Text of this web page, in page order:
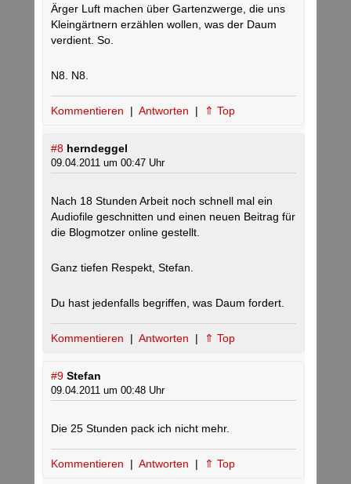
Ärger Luft machen über Gartenzwerge, die uns
Kleingärtnern erzählen wollen, was der Daum
verdient. So.
N8. N8.
Kommentieren | Antworten | ⇑ Top
#8 herndeggel
09.04.2011 um 00:47 Uhr
Nach 18 Stunden Arbeit noch schnell mal ein
Audiofile geschnitten und einen neuen Beitrag für
die Blogmotzer online gestellt.
Ganz tiefen Respekt, Stefan.
Du hast jedenfalls begriffen, was Daum fordert.
Kommentieren | Antworten | ⇑ Top
#9 Stefan
09.04.2011 um 00:48 Uhr
Die 25 Stunden pack ich nicht mehr.
Kommentieren | Antworten | ⇑ Top